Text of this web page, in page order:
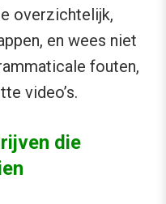
overzichtelijk,
en wees niet
fouten,
video’s.
die